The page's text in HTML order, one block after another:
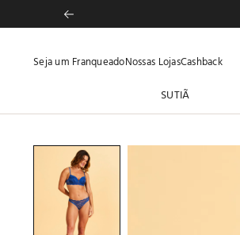
Seja um FranqueadoNossas LojasCashback
SUTIÃ